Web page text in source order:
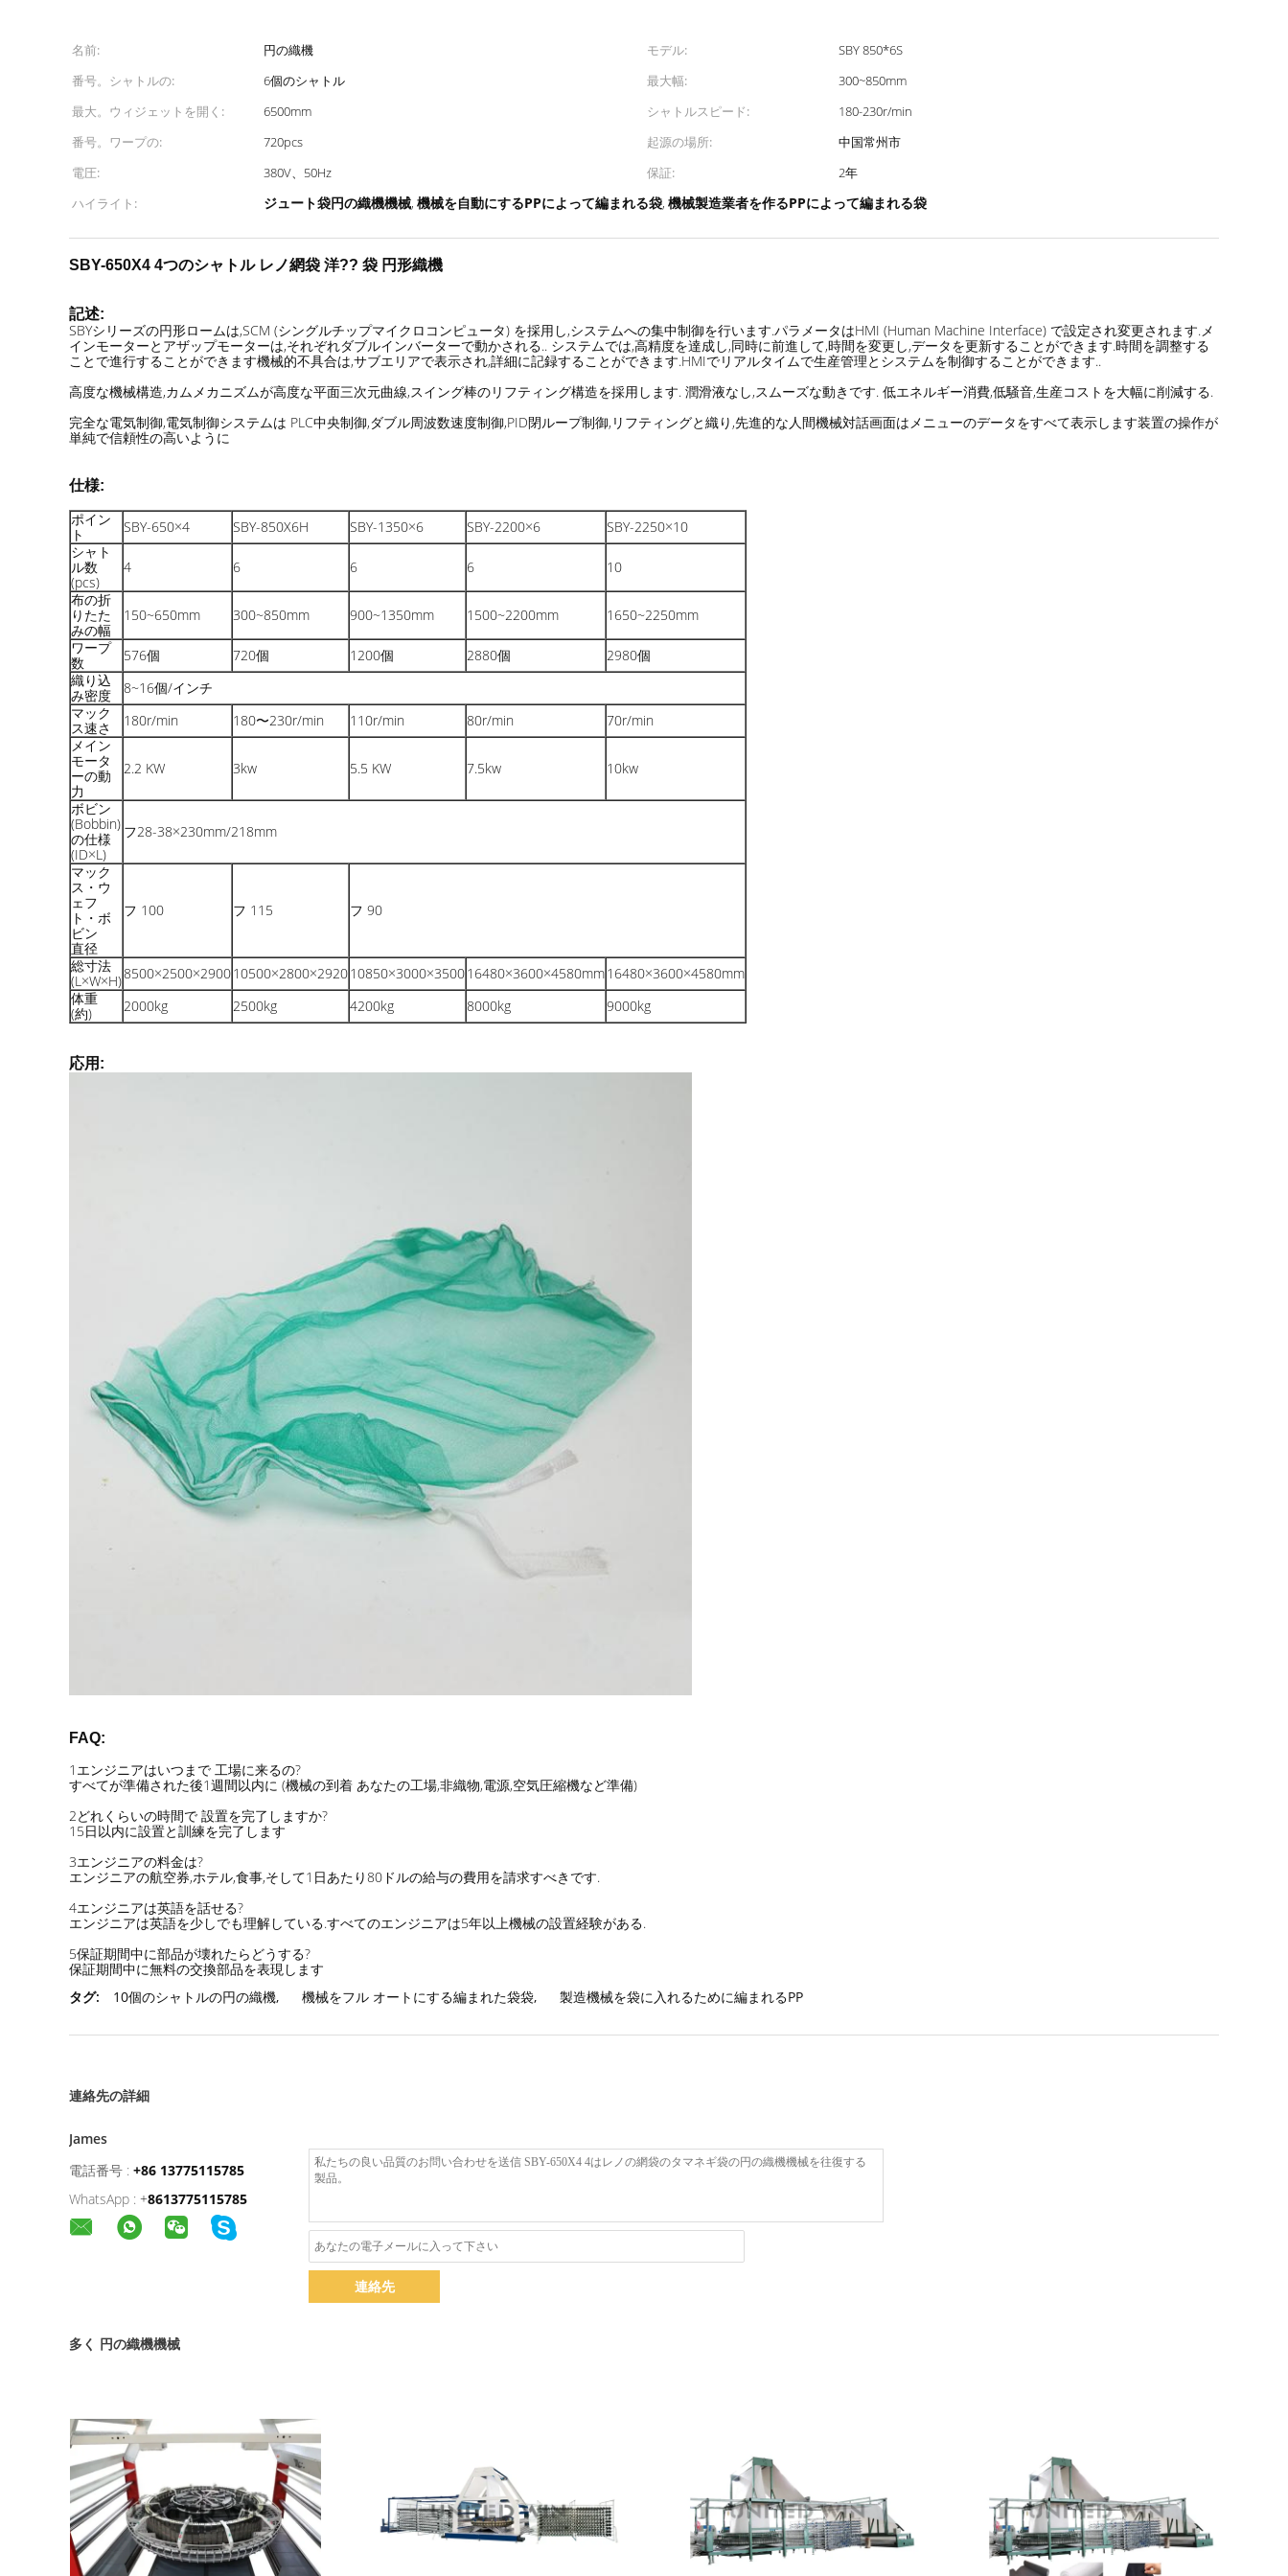
名前: 円の織機 モデル:
SBY 850*6S
番号。シャトルの:
6個のシャトル 最大幅:
300~850mm
最大。ウィジェットを開く:
6500mm シャトルスピード:
180-230r/min
番号。ワープの:
720pcs 起源の場所:
中国常州市
電圧:
380V、50Hz 保証:
2年
ハイライト:
ジュート袋円の織機機械, 機械を自動にするPPによって編まれる袋, 機械製造業者を作るPPによって編まれる袋
SBY-650X4 4つのシャトル レノ網袋 洋?? 袋 円形織機
記述:
SBYシリーズの円形ロームは,SCM (シングルチップマイクロコンピュータ) を採用し,システムへの集中制御を行います.パラメータはHMI (Human Machine Interface) で設定され変更されます.メ
インモーターとアザップモーターは,それぞれダブルインバーターで動かされる.. システムでは,高精度を達成し,同時に前進して,時間を変更し,データを更新することができます.時間を調整する
ことで進行することができます機械的不具合は,サブエリアで表示され,詳細に記録することができます.HMIでリアルタイムで生産管理とシステムを制御することができます..
高度な機械構造,カムメカニズムが高度な平面三次元曲線,スイング棒のリフティング構造を採用します. 潤滑液なし,スムーズな動きです. 低エネルギー消費,低騒音,生産コストを大幅に削減する.
完全な電気制御,電気制御システムは PLC中央制御,ダブル周波数速度制御,PID閉ループ制御,リフティングと織り,先進的な人間機械対話画面はメニューのデータをすべて表示します装置の操作が
単純で信頼性の高いように
仕様:
ポイン
ト
SBY-650×4 SBY-850X6H SBY-1350×6 SBY-2200×6
SBY-2250×10
シャト
ル数
(pcs)
4 6 6 6
10
布の折
りたた
みの幅
150~650mm 300~850mm 900~1350mm 1500~2200mm
1650~2250mm
ワープ
数
576個 720個 1200個 2880個
2980個
織り込
み密度
8~16個/インチ
マック
ス速さ
180r/min 180〜230r/min 110r/min 80r/min
70r/min
メイン
モータ
ーの動
力
2.2 KW 3kw 5.5 KW 7.5kw 10kw
ボビン
(Bobbin)
の仕様
(ID×L)
フ28-38×230mm/218mm
マック
ス・ウ
ェフ
ト・ボ
ビン
直径
フ 100 フ 115 フ 90
総寸法
(L×W×H)8500×2500×290010500×2800×292010850×3000×350016480×3600×4580mm16480×3600×4580mm
体重
(約)
2000kg 2500kg 4200kg 8000kg 9000kg
応用:
FAQ:
1エンジニアはいつまで 工場に来るの?
すべてが準備された後1週間以内に (機械の到着 あなたの工場,非織物,電源,空気圧縮機など準備)
2どれくらいの時間で 設置を完了しますか?
15日以内に設置と訓練を完了します
3エンジニアの料金は?
エンジニアの航空券,ホテル,食事,そして1日あたり80ドルの給与の費用を請求すべきです.
4エンジニアは英語を話せる?
エンジニアは英語を少しでも理解している.すべてのエンジニアは5年以上機械の設置経験がある.
5保証期間中に部品が壊れたらどうする?
保証期間中に無料の交換部品を表現します
タグ:
10個のシャトルの円の織機, 機械をフル オートにする編まれた袋袋, 製造機械を袋に入れるために編まれるPP
連絡先の詳細
James
電話番号 : +86 13775115785
WhatsApp : +8613775115785
連絡先
多く 円の織機機械